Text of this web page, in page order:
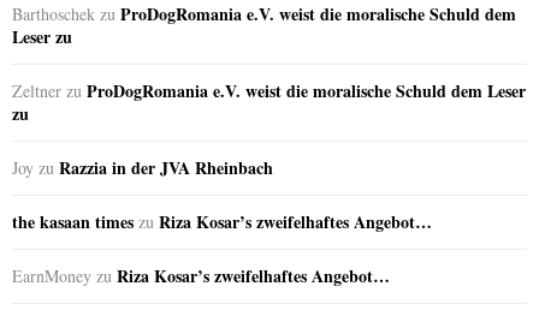
Barthoschek zu ProDogRomania e.V. weist die moralische Schuld dem
Leser zu
Zeltner zu ProDogRomania e.V. weist die moralische Schuld dem Leser
zu
Joy zu Razzia in der JVA Rheinbach
the kasaan times zu Riza Kosar’s zweifelhaftes Angebot…
EarnMoney zu Riza Kosar’s zweifelhaftes Angebot…